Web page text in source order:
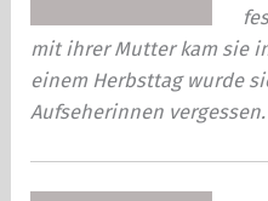
mit ihrer Mutter kam sie
einem Herbsttag wurde
Aufseherinnen vergessen.